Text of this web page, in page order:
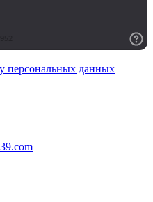
персональных данных